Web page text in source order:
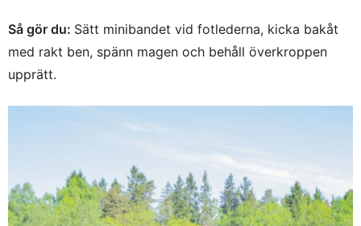
Så gör du: Sätt minibandet vid fotlederna, kicka bakåt
med rakt ben, spänn magen och behåll överkroppen
upprätt.